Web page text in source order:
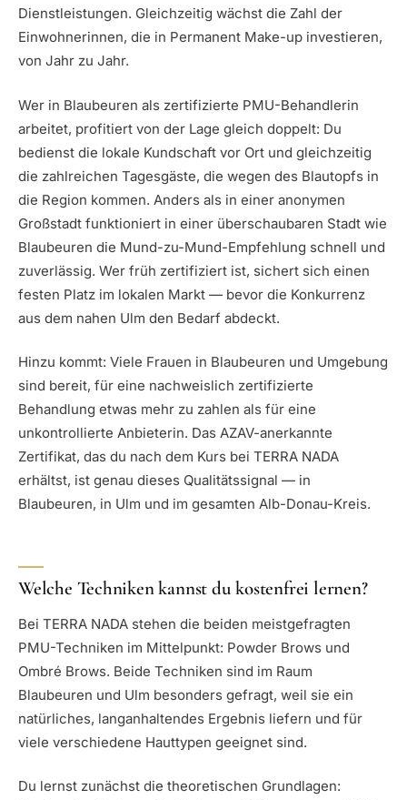
Dienstleistungen. Gleichzeitig wächst die Zahl der
Einwohnerinnen, die in Permanent Make-up investieren,
von Jahr zu Jahr.
Wer in Blaubeuren als zertifizierte PMU-Behandlerin
arbeitet, profitiert von der Lage gleich doppelt: Du
bedienst die lokale Kundschaft vor Ort und gleichzeitig
die zahlreichen Tagesgäste, die wegen des Blautopfs in
die Region kommen. Anders als in einer anonymen
Großstadt funktioniert in einer überschaubaren Stadt wie
Blaubeuren die Mund-zu-Mund-Empfehlung schnell und
zuverlässig. Wer früh zertifiziert ist, sichert sich einen
festen Platz im lokalen Markt — bevor die Konkurrenz
aus dem nahen Ulm den Bedarf abdeckt.
Hinzu kommt: Viele Frauen in Blaubeuren und Umgebung
sind bereit, für eine nachweislich zertifizierte
Behandlung etwas mehr zu zahlen als für eine
unkontrollierte Anbieterin. Das AZAV-anerkannte
Zertifikat, das du nach dem Kurs bei TERRA NADA
erhältst, ist genau dieses Qualitätssignal — in
Blaubeuren, in Ulm und im gesamten Alb-Donau-Kreis.
Welche Techniken kannst du kostenfrei lernen?
Bei TERRA NADA stehen die beiden meistgefragten
PMU-Techniken im Mittelpunkt: Powder Brows und
Ombré Brows. Beide Techniken sind im Raum
Blaubeuren und Ulm besonders gefragt, weil sie ein
natürliches, langanhaltendes Ergebnis liefern und für
viele verschiedene Hauttypen geeignet sind.
Du lernst zunächst die theoretischen Grundlagen: